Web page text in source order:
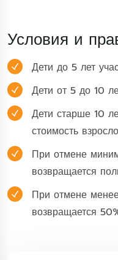
Условия и
Дети до 5 лет
Дети от 5 до 10
Дети старше 10
стоимость
При отмене
возвращается
При отмене
возвращается